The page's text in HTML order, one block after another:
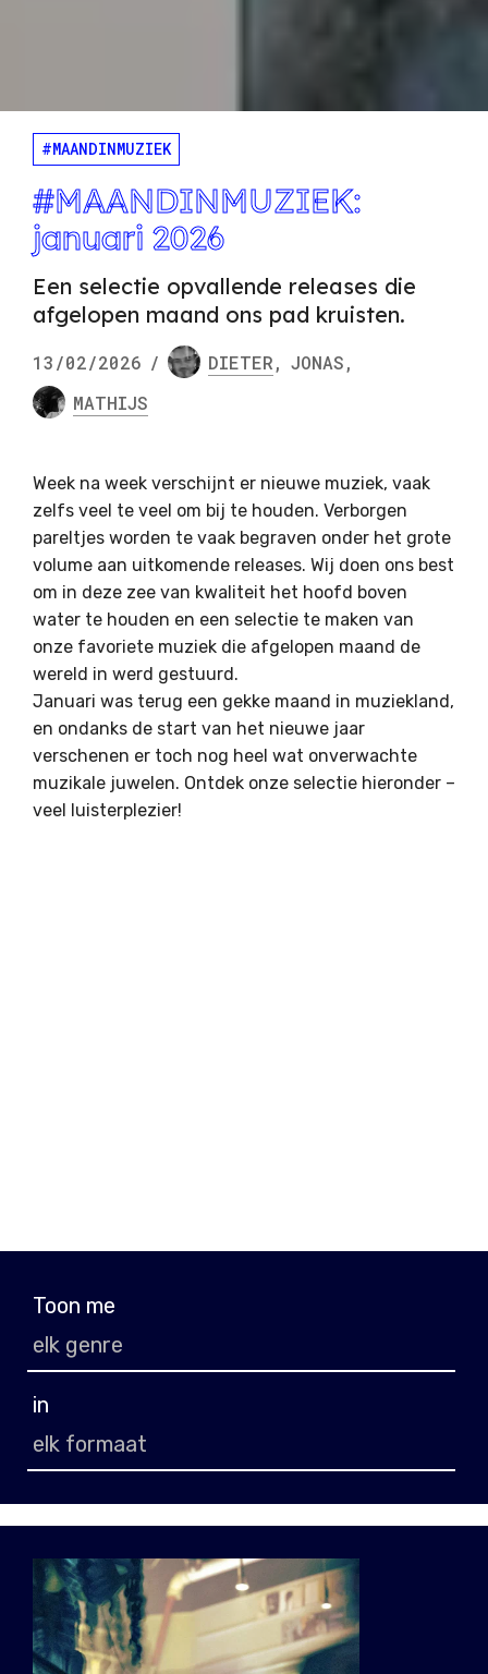
#MAANDINMUZIEK
#MAANDINMUZIEK:
januari 2026
Een selectie opvallende releases die
afgelopen maand ons pad kruisten.
13/02/2026 / DIETER, JONAS,
MATHIJS
Week na week verschijnt er nieuwe muziek, vaak
zelfs veel te veel om bij te houden. Verborgen
pareltjes worden te vaak begraven onder het grote
volume aan uitkomende releases. Wij doen ons best
om in deze zee van kwaliteit het hoofd boven
water te houden en een selectie te maken van
onze favoriete muziek die afgelopen maand de
wereld in werd gestuurd.
Januari was terug een gekke maand in muziekland,
en ondanks de start van het nieuwe jaar
verschenen er toch nog heel wat onverwachte
muzikale juwelen. Ontdek onze selectie hieronder –
veel luisterplezier!
Toon me
in